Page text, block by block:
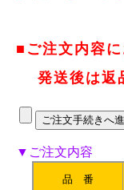
■ご注文内容
発送後は返
▼ご注文内容
品 番